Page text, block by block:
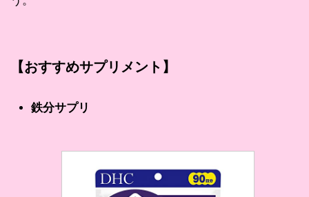
【おすすめサプリメント】
鉄分サプリ